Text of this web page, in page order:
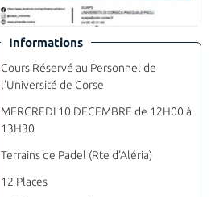
Informations
Cours Réservé au Personnel de
l'Université de Corse
MERCREDI 10 DECEMBRE de 12H00 à
13H30
Terrains de Padel (Rte d'Aléria)
12 Places